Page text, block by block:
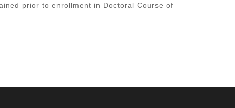
prior to enrollment in Doctoral Course of